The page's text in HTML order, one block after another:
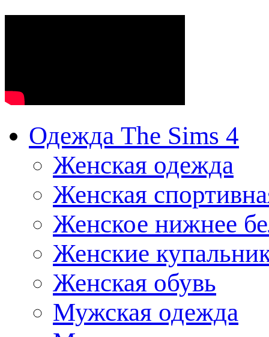
Одежда The Sims 4
Женская одежда
Женская
Женское нижнее
Женские
Женская обувь
Мужская одежда